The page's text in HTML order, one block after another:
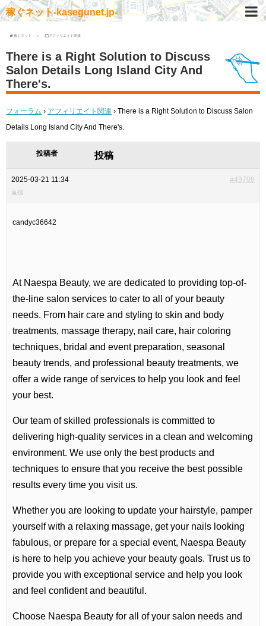
稼ぐネット-kasegunet.jp-
稼ぐネット アフィリエイト関連
There is a Right Solution to Discuss
Salon Details Long Island City And
There's.
フォーラム › アフィリエイト関連 › There is a Right Solution to Discuss Salon
Details Long Island City And There's.
投稿者 投稿
2025-03-21 11:34 #49708
返信
candyc36642
At Naespa Beauty, we are dedicated to providing top-of-
the-line salon services to cater to all of your beauty
needs. From hair care and styling to skin and body
treatments, massage therapy, nail care, hair coloring
techniques, bridal and event preparation, seasonal
beauty trends, and professional beauty treatments, we
offer a wide range of services to help you look and feel
your best.
Our team of skilled professionals is committed to
delivering high-quality services in a clean and welcoming
environment. We use only the best products and
techniques to ensure that you receive the best possible
results every time you visit us.
Whether you are looking to update your hairstyle, pamper
yourself with a relaxing massage, get your nails looking
fabulous, or prepare for a special event, Naespa Beauty
is here to help you achieve your beauty goals. Trust us to
provide you with exceptional service and help you look
and feel confident and beautiful.
Choose Naespa Beauty for all of your salon needs and